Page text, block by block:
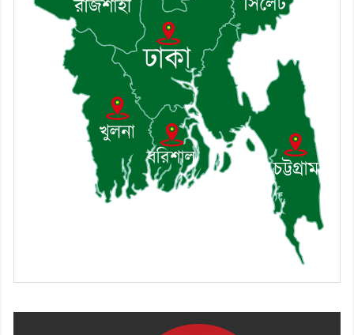
৯। মেঘনায় আইন-শৃঙ্খলা কমিটির মাসিক
সভা অনুষ্ঠিত
১০। জাতীয় নেতা ড. খন্দকার মোশাররফ
হোসেনের মূল্যায়ন কোথায় এবং একটি
বিশ্লেষণ